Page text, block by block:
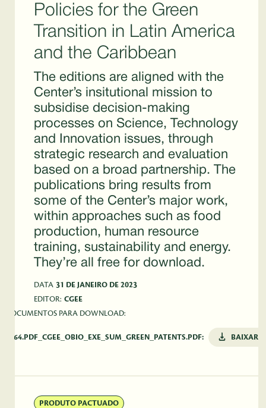
Policies for the Green
Transition in Latin America
and the Caribbean
The editions are aligned with the
Center’s insitutional mission to
subsidise decision-making
processes on Science, Technology
and Innovation issues, through
strategic research and evaluation
based on a broad partnership. The
publications bring results from
some of the Center’s major work,
within approaches such as food
production, human resource
training, sustainability and energy.
They’re all free for download.
DATA 31 DE JANEIRO DE 2023
EDITOR: CGEE
DOCUMENTOS PARA DOWNLOAD:
5764.PDF_CGEE_OBIO_EXE_SUM_GREEN_PATENTS.PDF: BAIXAR
PRODUTO PACTUADO